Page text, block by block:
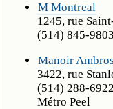
M Montreal
1245, rue
(514) 845-
Manoir
3422, rue
(514) 288-
Métro Peel